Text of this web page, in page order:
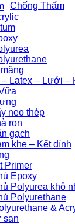
Chống Thấm
– Latex – Lưới –
neo thép
ron
gạch
khe – Kết dính
Primer
Epoxy
Polyurea khô
Polyurethane
&
san